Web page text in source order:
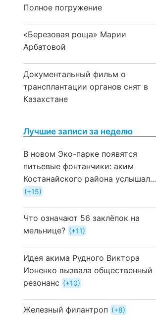
Полное погружение
«Березовая роща» Марии
Арбатовой
Документальный фильм о
трансплантации органов снят в
Казахстане
Лучшие записи за неделю
В новом Эко-парке появятся
питьевые фонтанчики: аким
Костанайского района услышал...
+15
Что означают 56 заклёпок на
мельнице?
+11
Идея акима Рудного Виктора
Ионенко вызвала общественный
резонанс
+10
Железный филантроп +8